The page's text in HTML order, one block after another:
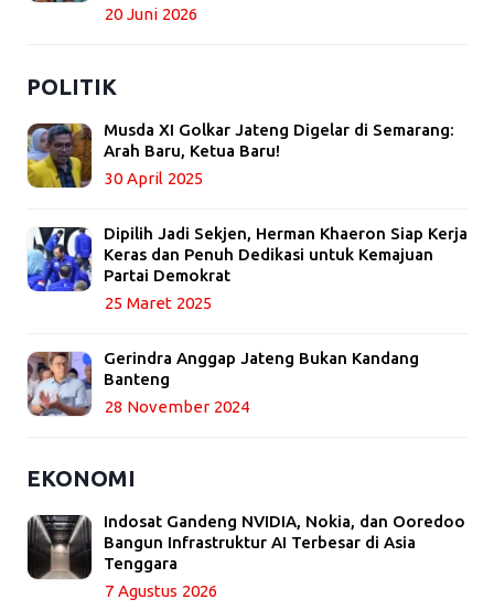
20 Juni 2026
POLITIK
Musda XI Golkar Jateng Digelar di Semarang:
Arah Baru, Ketua Baru!
30 April 2025
Dipilih Jadi Sekjen, Herman Khaeron Siap Kerja
Keras dan Penuh Dedikasi untuk Kemajuan
Partai Demokrat
25 Maret 2025
Gerindra Anggap Jateng Bukan Kandang
Banteng
28 November 2024
EKONOMI
Indosat Gandeng NVIDIA, Nokia, dan Ooredoo
Bangun Infrastruktur AI Terbesar di Asia
Tenggara
7 Agustus 2026